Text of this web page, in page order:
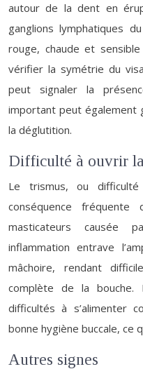
autour de la dent en
ganglions lymphatiques
rouge, chaude et
vérifier la symétrie du
peut signaler la
important peut également
la déglutition.
Difficulté à ouvrir
Le trismus, ou
conséquence fréquente
masticateurs causée
inflammation entrave
mâchoire, rendant
complète de la
difficultés à s’alimenter
bonne hygiène buccale, ce
Autres signes